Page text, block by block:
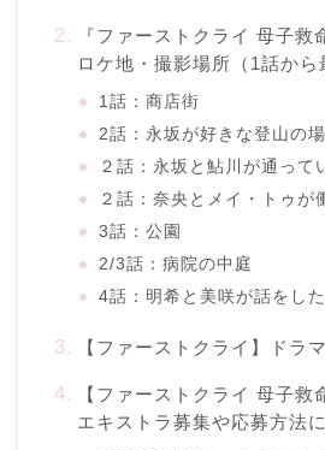
『ファーストクライ 母子救
ロケ地・撮影場所（1話から
1話：商店街
2話：永坂が好きな登山の
２話：永坂と鮎川が通って
２話：奈央とメイ・トゥが
3話：公園
2/3話：病院の中庭
4話：明希と美咲が話をし
【ファーストクライ】ドラ
【ファーストクライ 母子救
エキストラ募集や応募方法